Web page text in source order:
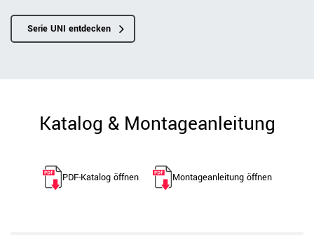
Serie UNI entdecken
Katalog & Montageanleitung
PDF-Katalog öffnen Montageanleitung öffnen